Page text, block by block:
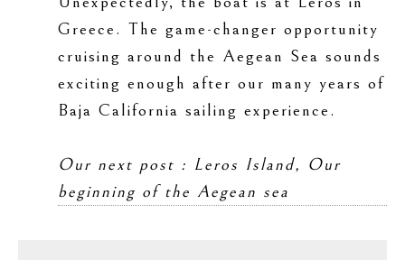
Greece. The game-changer opportunity
cruising around the Aegean Sea sounds
exciting enough after our many years of
Baja California sailing experience.
Our next post : Leros Island, Our
beginning of the Aegean sea